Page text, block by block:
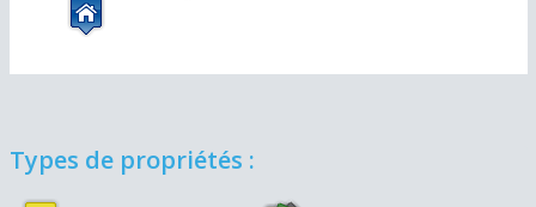
Types de propriétés :